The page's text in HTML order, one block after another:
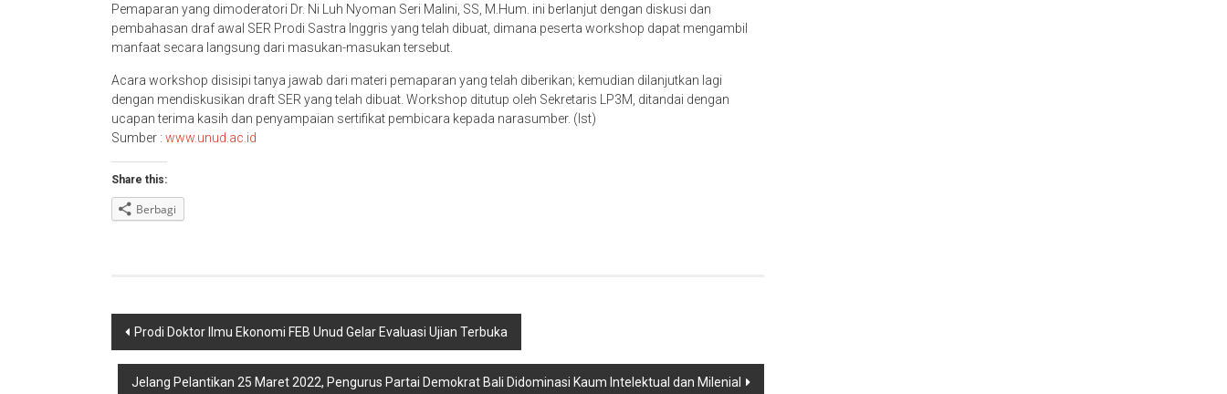
Pemaparan yang dimoderatori Dr. Ni Luh Nyoman Seri Malini, SS, M.Hum. ini berlanjut dengan diskusi dan
pembahasan draf awal SER Prodi Sastra Inggris yang telah dibuat, dimana peserta workshop dapat mengambil
manfaat secara langsung dari masukan-masukan tersebut.
Acara workshop disisipi tanya jawab dari materi pemaparan yang telah diberikan; kemudian dilanjutkan lagi
dengan mendiskusikan draft SER yang telah dibuat. Workshop ditutup oleh Sekretaris LP3M, ditandai dengan
ucapan terima kasih dan penyampaian sertifikat pembicara kepada narasumber. (Ist)
Sumber : www.unud.ac.id
Share this:
Berbagi
Navigasi
pos
Prodi Doktor Ilmu Ekonomi FEB Unud Gelar Evaluasi Ujian Terbuka
Jelang Pelantikan 25 Maret 2022, Pengurus Partai Demokrat Bali Didominasi Kaum Intelektual dan Milenial